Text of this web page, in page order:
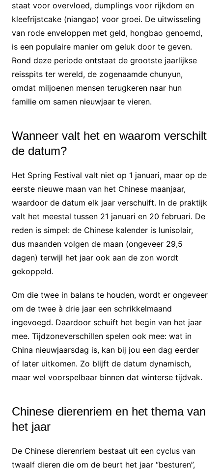
staat voor overvloed, dumplings voor rijkdom en
kleefrijstcake (niangao) voor groei. De uitwisseling
van rode enveloppen met geld, hongbao genoemd,
is een populaire manier om geluk door te geven.
Rond deze periode ontstaat de grootste jaarlijkse
reisspits ter wereld, de zogenaamde chunyun,
omdat miljoenen mensen terugkeren naar hun
familie om samen nieuwjaar te vieren.
Wanneer valt het en waarom verschilt
de datum?
Het Spring Festival valt niet op 1 januari, maar op de
eerste nieuwe maan van het Chinese maanjaar,
waardoor de datum elk jaar verschuift. In de praktijk
valt het meestal tussen 21 januari en 20 februari. De
reden is simpel: de Chinese kalender is lunisolair,
dus maanden volgen de maan (ongeveer 29,5
dagen) terwijl het jaar ook aan de zon wordt
gekoppeld.
Om die twee in balans te houden, wordt er ongeveer
om de twee à drie jaar een schrikkelmaand
ingevoegd. Daardoor schuift het begin van het jaar
mee. Tijdzoneverschillen spelen ook mee: wat in
China nieuwjaarsdag is, kan bij jou een dag eerder
of later uitkomen. Zo blijft de datum dynamisch,
maar wel voorspelbaar binnen dat winterse tijdvak.
Chinese dierenriem en het thema van
het jaar
De Chinese dierenriem bestaat uit een cyclus van
twaalf dieren die om de beurt het jaar “besturen”,